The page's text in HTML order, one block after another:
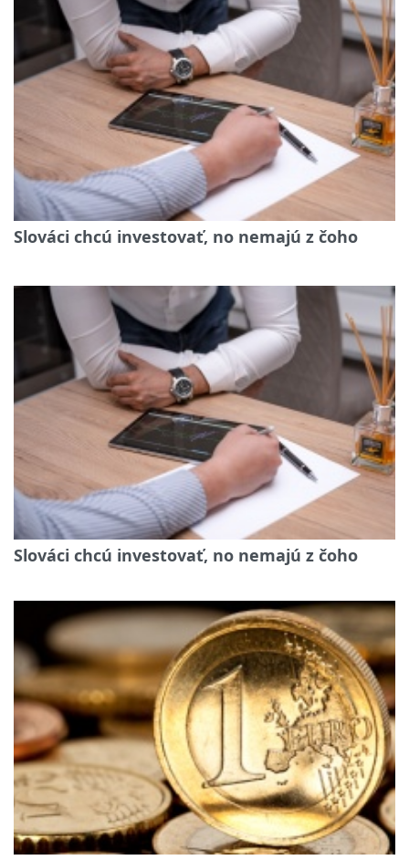
Slováci chcú investovať, no nemajú z čoho
Slováci chcú investovať, no nemajú z čoho